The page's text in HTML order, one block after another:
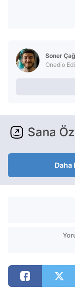
Soner
Onedio
Sana
Daha